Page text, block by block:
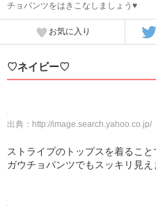
チョパンツをはきこなしましょう♥
お気に入り
♡ネイビー♡
出典： http://image.search.yahoo.co.jp/
ストライプのトップスを着るこ
ガウチョパンツでもスッキリ見